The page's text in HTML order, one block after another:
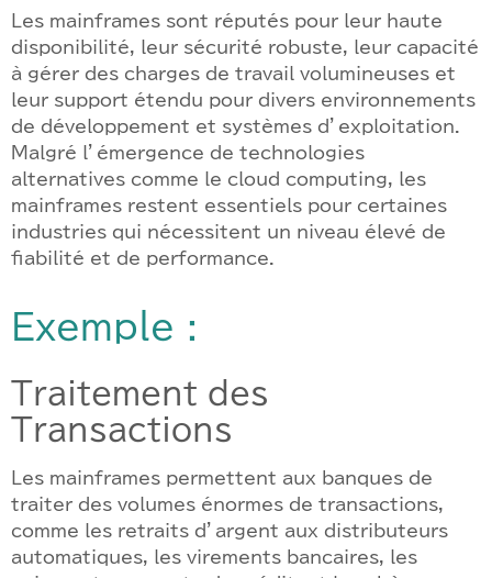
Les mainframes sont réputés pour leur haute
disponibilité, leur sécurité robuste, leur capacité
à gérer des charges de travail volumineuses et
leur support étendu pour divers environnements
de développement et systèmes d’exploitation.
Malgré l’émergence de technologies
alternatives comme le cloud computing, les
mainframes restent essentiels pour certaines
industries qui nécessitent un niveau élevé de
fiabilité et de performance.
Exemple :
Traitement des
Transactions
Les mainframes permettent aux banques de
traiter des volumes énormes de transactions,
comme les retraits d’argent aux distributeurs
automatiques, les virements bancaires, les